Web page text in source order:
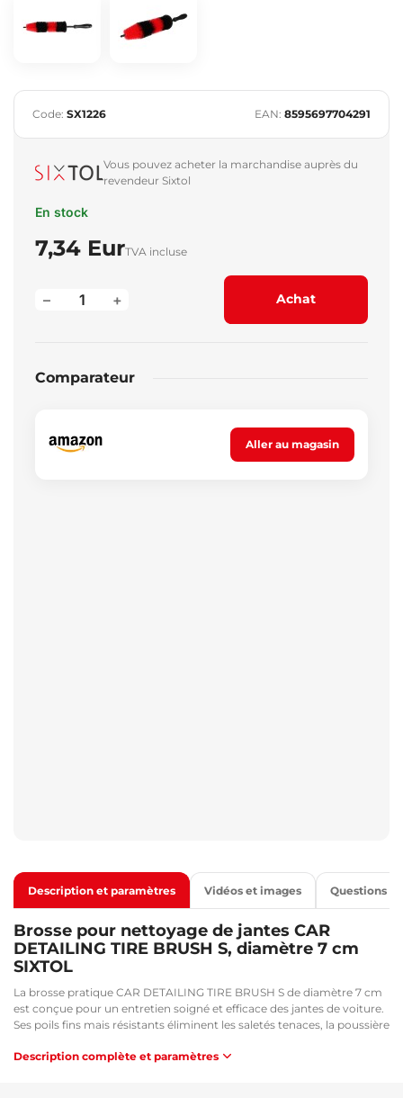
Code: SX1226 EAN: 8595697704291
Vous pouvez acheter la marchandise auprès du
revendeur Sixtol
En stock
7,34 EurTVA incluse
+
– Achat
Comparateur
Aller au magasin
Description et paramètres Vidéos et images Questions
Brosse pour nettoyage de jantes CAR
DETAILING TIRE BRUSH S, diamètre 7 cm
SIXTOL
La brosse pratique CAR DETAILING TIRE BRUSH S de diamètre 7 cm
est conçue pour un entretien soigné et efficace des jantes de voiture.
Ses poils fins mais résistants éliminent les saletés tenaces, la poussière
compacte et à la forme ergonomique de la poignée, elle offre une
Description complète et paramètres